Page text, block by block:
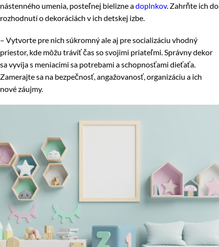
nástenného umenia, posteľnej bielizne adoplnkov. Zahrňte ich do
rozhodnutí o dekoráciách v ich detskej izbe.
– Vytvorte pre nich súkromný ale aj pre socializáciu vhodný
priestor, kde môžu tráviť čas so svojimi priateľmi. Správny dekor
sa vyvíja s meniacimi sa potrebami a schopnosťami dieťaťa.
Zamerajte sa na bezpečnosť, angažovanosť, organizáciu a ich
nové záujmy.